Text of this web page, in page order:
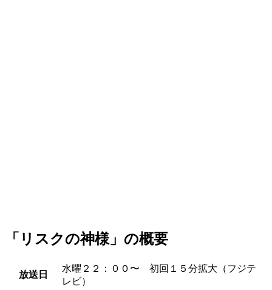
「リスクの神様」の概要
放送日
水曜２２：００〜 初回１５分拡大（フジテ
レビ）